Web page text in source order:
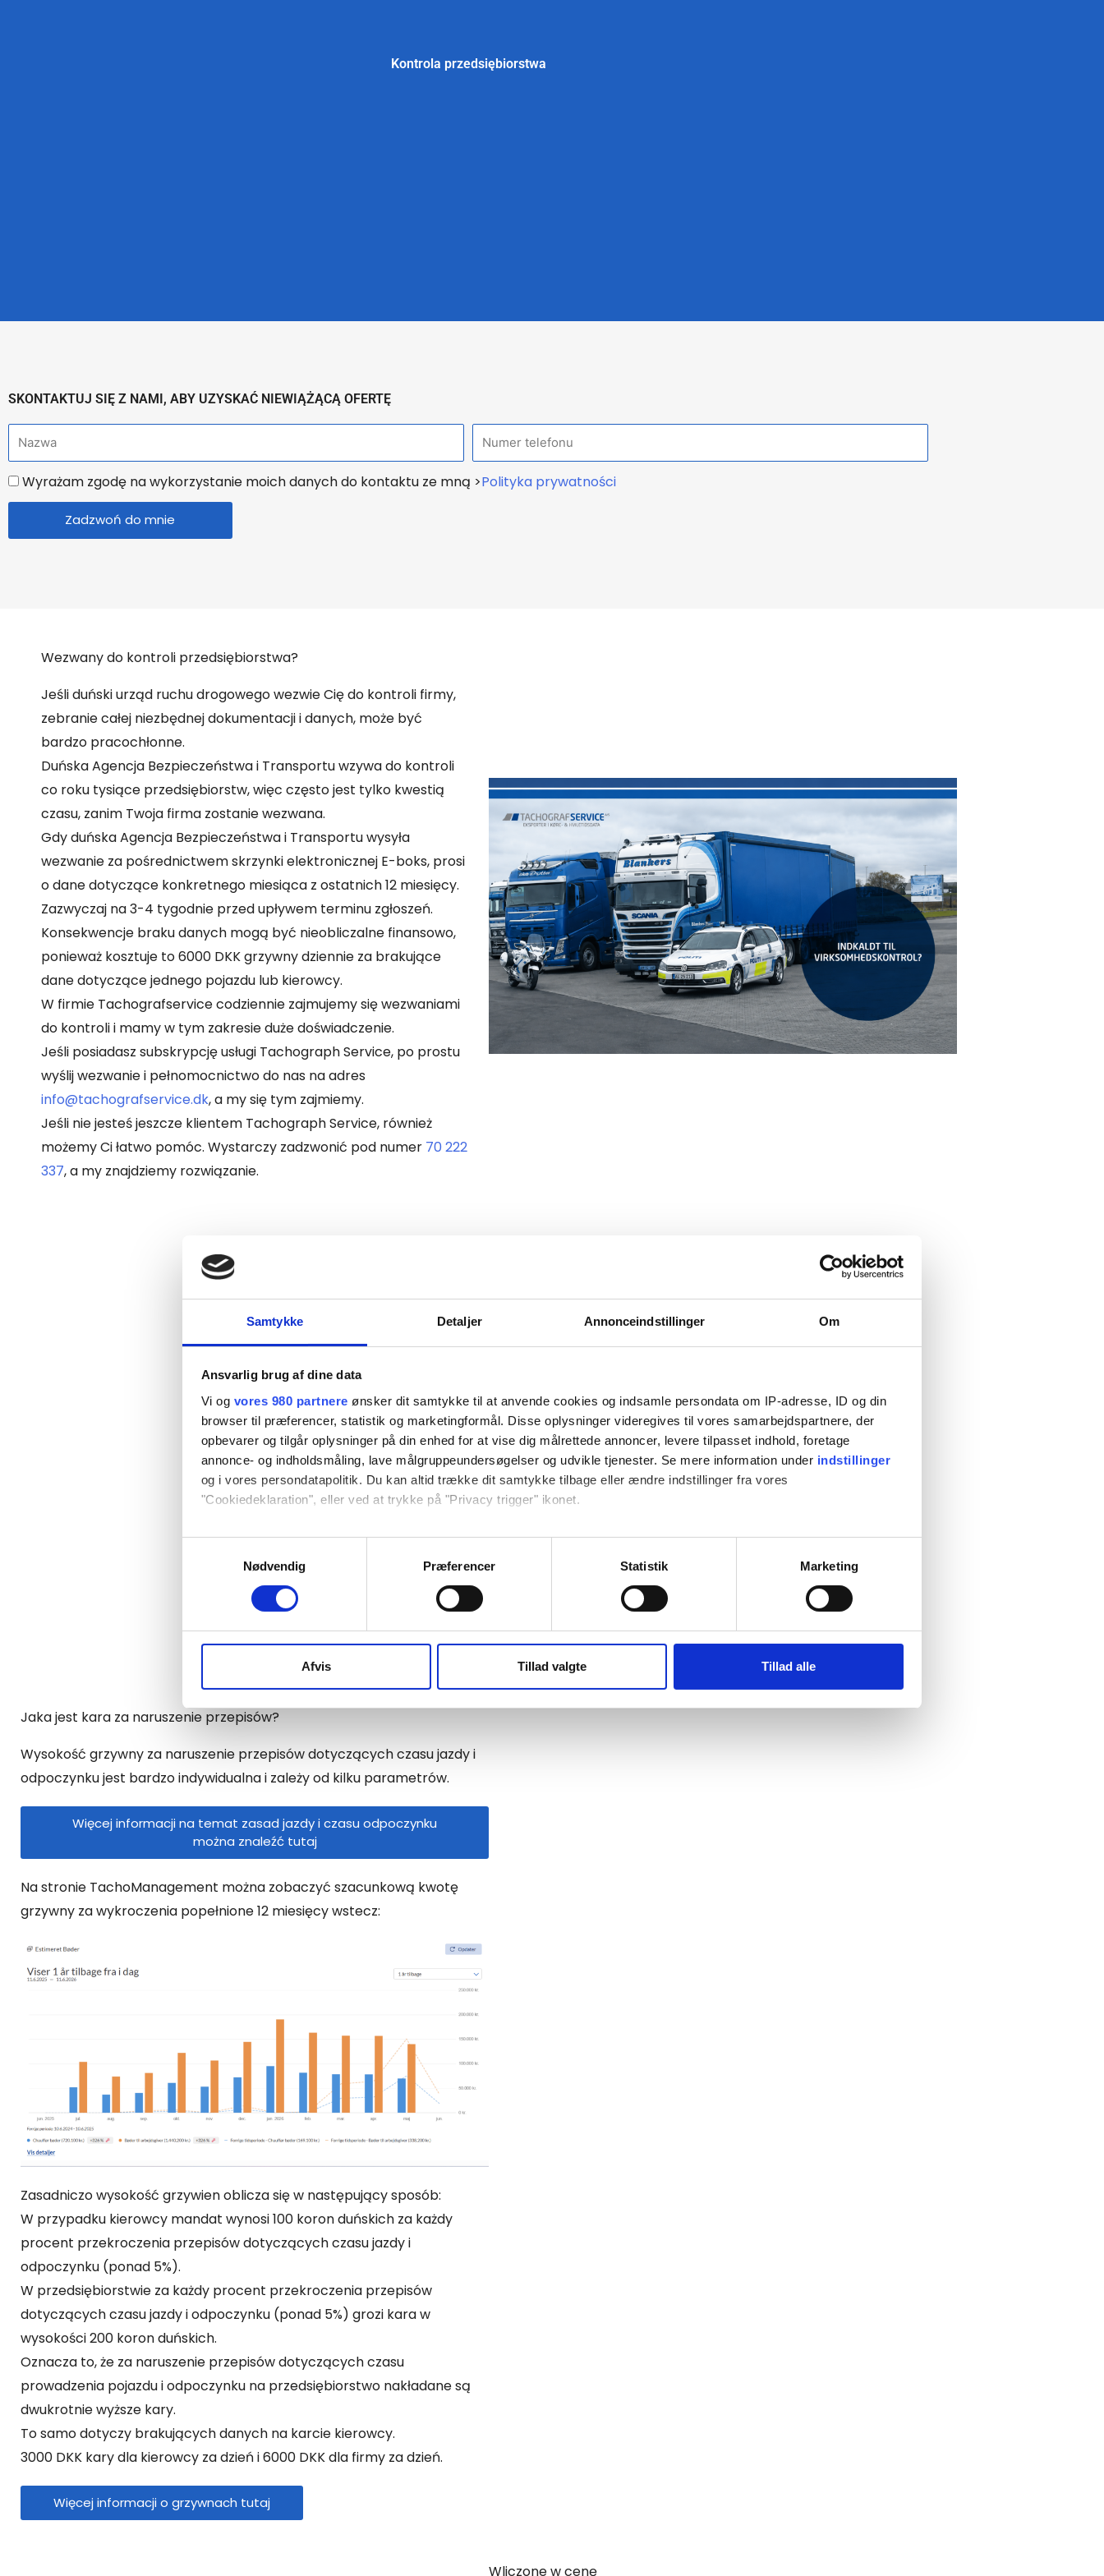
Samtykke Detaljer Annonceindstillinger Om
Ansvarlig brug af dine data
Vi og vores 980 partnere ønsker dit samtykke til at anvende cookies og indsamle persondata om IP-adresse, ID og din
browser til præferencer, statistik og marketingformål. Disse oplysninger videregives til vores samarbejdspartnere, der
opbevarer og tilgår oplysninger på din enhed for at vise dig målrettede annoncer, levere tilpasset indhold, foretage
annonce- og indholdsmåling, lave målgruppeundersøgelser og udvikle tjenester. Se mere information under indstillinger
og i vores persondatapolitik. Du kan altid trække dit samtykke tilbage eller ændre indstillinger fra vores
"Cookiedeklaration", eller ved at trykke på "Privacy trigger" ikonet.
Dine valg anvendes på hele websitet.
vores trafik. Vi deler også oplysninger om din brug af vores hjemmeside med vores partnere inden for sociale medier,
Nødvendig
Præferencer Statistik Marketing
Afvis Tillad valgte Tillad alle
Kontrola przedsiębiorstwa
SKONTAKTUJ SIĘ Z NAMI, ABY UZYSKAĆ NIEWIĄŻĄCĄ OFERTĘ
a
z
w
e
U
z
Wyrażam zgodę na wykorzystanie moich danych do kontaktu ze mną >Polityka prywatności
Zadzwoń do mnie
Wezwany do kontroli przedsiębiorstwa?
Jeśli duński urząd ruchu drogowego wezwie Cię do kontroli firmy,
zebranie całej niezbędnej dokumentacji i danych, może być
bardzo pracochłonne.
Duńska Agencja Bezpieczeństwa i Transportu wzywa do kontroli
co roku tysiące przedsiębiorstw, więc często jest tylko kwestią
czasu, zanim Twoja firma zostanie wezwana.
Gdy duńska Agencja Bezpieczeństwa i Transportu wysyła
wezwanie za pośrednictwem skrzynki elektronicznej E-boks, prosi
o dane dotyczące konkretnego miesiąca z ostatnich 12 miesięcy.
Zazwyczaj na 3-4 tygodnie przed upływem terminu zgłoszeń.
Konsekwencje braku danych mogą być nieobliczalne finansowo,
ponieważ kosztuje to 6000 DKK grzywny dziennie za brakujące
dane dotyczące jednego pojazdu lub kierowcy.
W firmie Tachografservice codziennie zajmujemy się wezwaniami
do kontroli i mamy w tym zakresie duże doświadczenie.
Jeśli posiadasz subskrypcję usługi Tachograph Service, po prostu
wyślij wezwanie i pełnomocnictwo do nas na adres
info@tachografservice.dk, a my się tym zajmiemy.
Jeśli nie jesteś jeszcze klientem Tachograph Service, również
możemy Ci łatwo pomóc. Wystarczy zadzwonić pod numer 70 222
337, a my znajdziemy rozwiązanie.
Duńska Agencja Bezpieczeństwa i Transportu sprawdza
Czy wszystkie dane dotyczące pojazdów i kierowców są
dostępne?
Czy kierowcy przestrzegają zasad dotyczących czasu jazdy i
odpoczynku?
Czy tachografy działają optymalnie?
Czy tachograf i karta kierowcy działają prawidłowo?
W przypadku pojazdów tarczowych: czy wykreskówki są
Czy lista pojazdów i lista kierowców są odpowiednio
Czy jest OUT driving i dokumenty potwierdzające?
Czy w tym okresie zakupiono/sprzedano jakieś pojazdy oraz
czy są dokumenty to potwierdzające?
Jaka jest kara za naruszenie przepisów?
Wysokość grzywny za naruszenie przepisów dotyczących czasu jazdy i
odpoczynku jest bardzo indywidualna i zależy od kilku parametrów.
Więcej informacji na temat zasad jazdy i czasu odpoczynku
można znaleźć tutaj
Na stronie TachoManagement można zobaczyć szacunkową kwotę
grzywny za wykroczenia popełnione 12 miesięcy wstecz:
Zasadniczo wysokość grzywien oblicza się w następujący sposób:
W przypadku kierowcy mandat wynosi 100 koron duńskich za każdy
procent przekroczenia przepisów dotyczących czasu jazdy i
odpoczynku (ponad 5%).
W przedsiębiorstwie za każdy procent przekroczenia przepisów
dotyczących czasu jazdy i odpoczynku (ponad 5%) grozi kara w
wysokości 200 koron duńskich.
Oznacza to, że za naruszenie przepisów dotyczących czasu
prowadzenia pojazdu i odpoczynku na przedsiębiorstwo nakładane są
dwukrotnie wyższe kary.
To samo dotyczy brakujących danych na karcie kierowcy.
3000 DKK kary dla kierowcy za dzień i 6000 DKK dla firmy za dzień.
Więcej informacji o grzywnach tutaj
Wliczone w cenę